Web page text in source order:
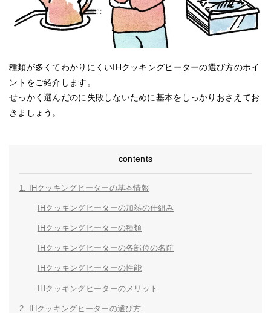
種類が多くてわかりにくいIHクッキングヒーターの選び方のポイ
ントをご紹介します。
せっかく選んだのに失敗しないために基本をしっかりおさえてお
きましょう。
contents
1. IHクッキングヒーターの基本情報
IHクッキングヒーターの加熱の仕組み
IHクッキングヒーターの種類
IHクッキングヒーターの各部位の名前
IHクッキングヒーターの性能
IHクッキングヒーターのメリット
2. IHクッキングヒーターの選び方